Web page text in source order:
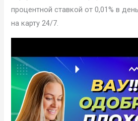
процентной ставкой от 0,01% в
на карту 24/7.